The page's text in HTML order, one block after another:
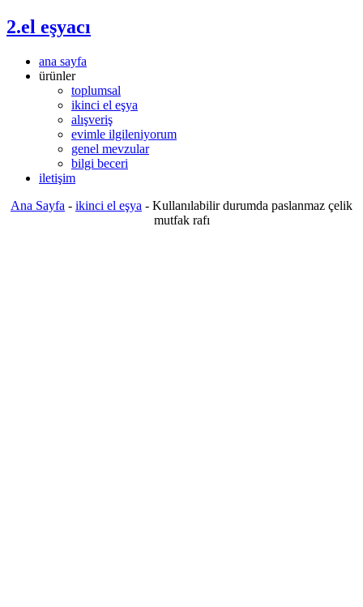
2.el eşyacı
ana sayfa
ürünler
toplumsal
ikinci el eşya
alışveriş
evimle ilgileniyorum
genel mevzular
bilgi beceri
iletişim
Ana Sayfa - ikinci el eşya - Kullanılabilir durumda paslanmaz çelik
mutfak rafı